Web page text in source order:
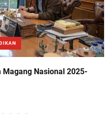
Magang Nasional 2025-